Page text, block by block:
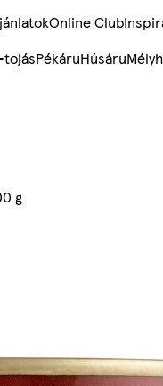
Online Club
PékáruHúsáru
g